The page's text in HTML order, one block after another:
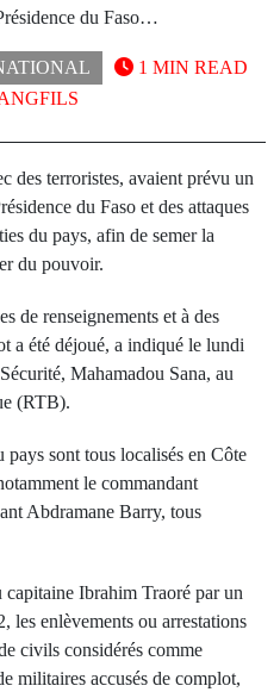
du Faso…
1 MIN READ
des terroristes, avaient prévu un
du Faso et des attaques
du pays, afin de semer la
du pouvoir.
de renseignements et à des
a été déjoué, a indiqué le lundi
Mahamadou Sana, au
(RTB).
pays sont tous localisés en Côte
le commandant
Abdramane Barry, tous
Ibrahim Traoré par un
les enlèvements ou arrestations
civils considérés comme
militaires accusés de complot,